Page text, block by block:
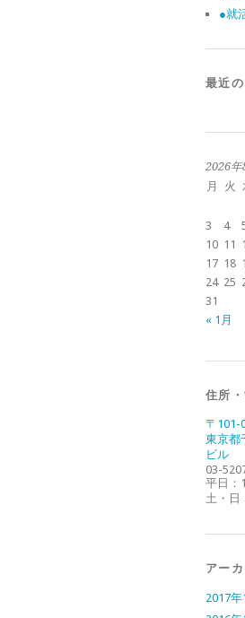
●就
最近
2026年
月
火
« 1月
3
4
10 11
17 18
24 25
31
住所
〒101-
東京都
ビル
03-
平日：
土・日
アー
2017年